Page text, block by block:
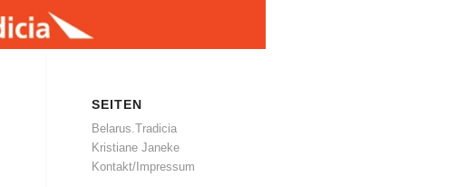
SEITEN
Belarus.Tradicia
Kristiane Janeke
Kontakt/Impressum